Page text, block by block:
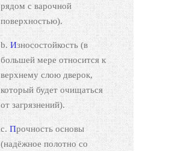
рядом с варочной
поверхностью).
Износостойкость (в
большей мере относится к
верхнему слою дверок,
который будет очищаться
от загрязнений).
Прочность основы
(надёжное полотно со